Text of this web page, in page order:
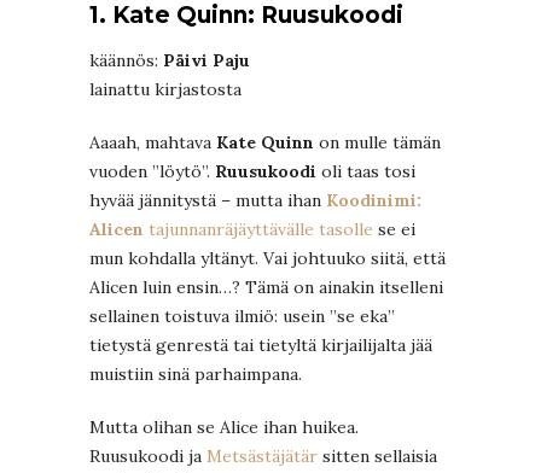
1. Kate Quinn: Ruusukoodi
käännös: Päivi Paju
lainattu kirjastosta
Aaaah, mahtava Kate Quinn on mulle tämän
vuoden ”löytö”. Ruusukoodi oli taas tosi
hyvää jännitystä – mutta ihan Koodinimi:
Alicen tajunnanräjäyttävälle tasolle se ei
mun kohdalla yltänyt. Vai johtuuko siitä, että
Alicen luin ensin…? Tämä on ainakin itselleni
sellainen toistuva ilmiö: usein ”se eka”
tietystä genrestä tai tietyltä kirjailijalta jää
muistiin sinä parhaimpana.
Mutta olihan se Alice ihan huikea.
Ruusukoodi ja Metsästäjätär sitten sellaisia